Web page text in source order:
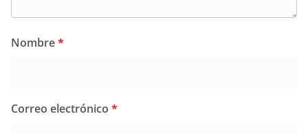
Nombre*
Correo electrónico *